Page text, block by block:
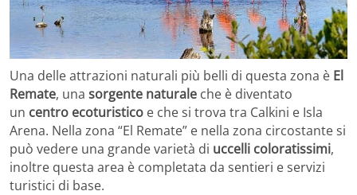
Una delle attrazioni naturali più belli di questa zona è El
Remate, una sorgente naturale che è diventato
un centro ecoturistico e che si trova tra Calkini e Isla
Arena. Nella zona “El Remate” e nella zona circostante si
può vedere una grande varietà di uccelli coloratissimi,
inoltre questa area è completata da sentieri e servizi
turistici di base.